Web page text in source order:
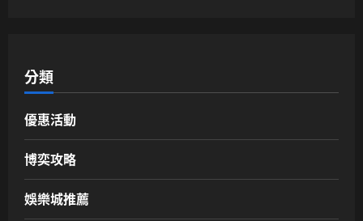
分類
優惠活動
博奕攻略
娛樂城推薦